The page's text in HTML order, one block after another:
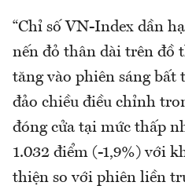
“Chỉ số VN-Index dần
nến đỏ thân dài trên đồ
tăng vào phiên sáng
đảo chiều điều chỉnh
đóng cửa tại mức thấp
1.032 điểm (-1,9%) với
thiện so với phiên liền